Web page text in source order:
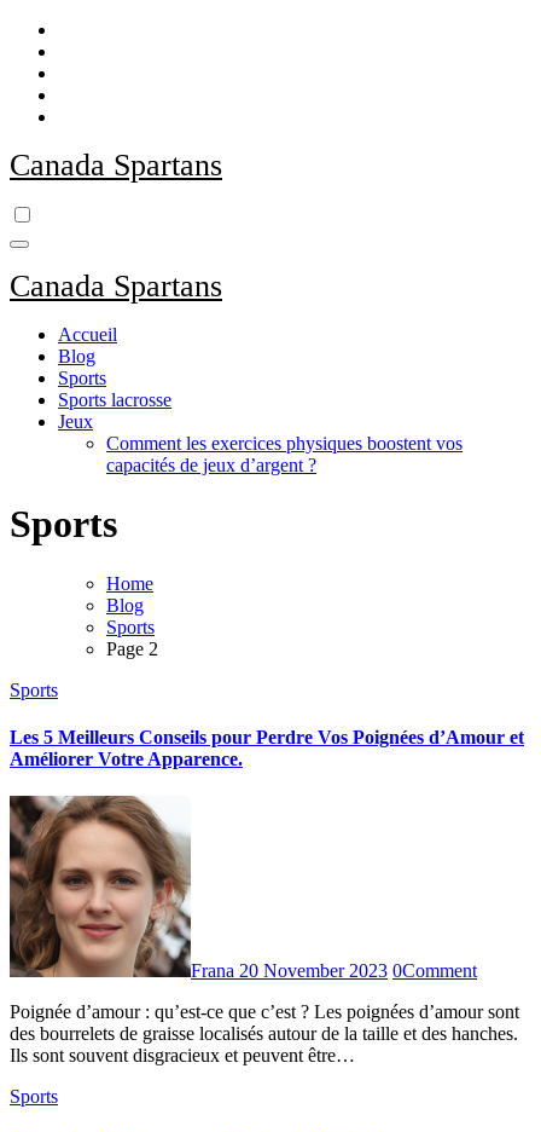
Skip
content
Canada Spartans
Canada Spartans
Accueil
Blog
Sports
Sports lacrosse
Jeux
Comment les exercices physiques boostent vos
capacités de jeux d’argent ?
Sports
Home
Blog
Sports
Page 2
Sports
Les 5 Meilleurs Conseils pour Perdre Vos Poignées d’Amour et
Améliorer Votre Apparence.
Frana 20 November 2023 0Comment
Poignée d’amour : qu’est-ce que c’est ? Les poignées d’amour sont
des bourrelets de graisse localisés autour de la taille et des hanches.
Ils sont souvent disgracieux et peuvent être…
Sports